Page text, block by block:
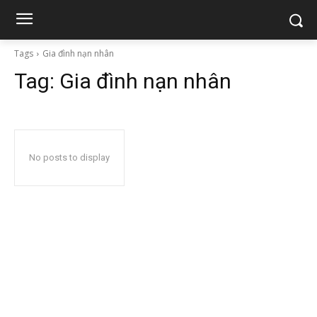
Tags Gia đình nạn nhân
Tag: Gia đình nạn nhân
No posts to display